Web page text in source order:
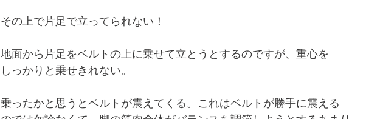
その上で片足で立ってられない！
地面から片足をベルトの上に乗せて立とうとするのですが、重心を
しっかりと乗せきれない。
乗ったかと思うとベルトが震えてくる。これはベルトが勝手に震える